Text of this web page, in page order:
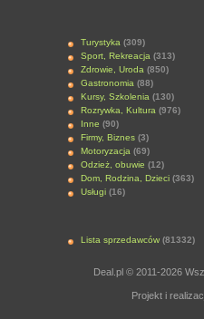
Turystyka (309)
Sport, Rekreacja (313)
Zdrowie, Uroda (850)
Gastronomia (88)
Kursy, Szkolenia (130)
Rozrywka, Kultura (976)
Inne (90)
Firmy, Biznes (3)
Motoryzacja (69)
Odzież, obuwie (12)
Dom, Rodzina, Dzieci (363)
Usługi (16)
Lista sprzedawców (81332)
Deal.pl © 2011-2026
Projekt i